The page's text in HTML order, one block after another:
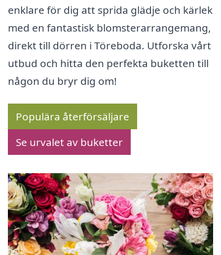
enklare för dig att sprida glädje och kärlek
med en fantastisk blomsterarrangemang,
direkt till dörren i Töreboda. Utforska vårt
utbud och hitta den perfekta buketten till
någon du bryr dig om!
Populära återförsäljare
Se urvalet av buketter